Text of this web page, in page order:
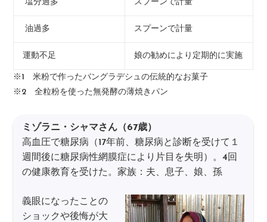
塩分過多 スプーンで計量
油過多 スプーンで計量
運動不足 娘の勧めにより定期的に実施
※1 米粉で作ったバングラデシュの伝統的なお菓子
※2 全粒粉を使った無発酵の薄焼きパン
ミゾラニ・シャマさん（67歳）
高血圧で糖尿病（17年前、糖尿病と診断を受けて１
週間後に糖尿病性網膜症により片目を失明）。4回
の健康教育を受けた。家族：夫、息子、娘、孫
義眼になったことの
ショックや後悔が大